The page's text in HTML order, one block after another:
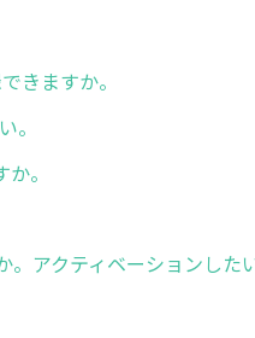
きますか。
。
。
アクティベーションした